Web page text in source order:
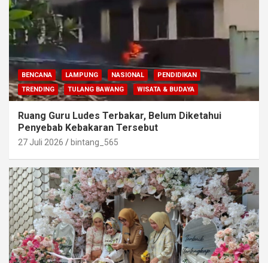
BENCANA LAMPUNG NASIONAL
PENDIDIKAN
TRENDING
TULANG BAWANG WISATA & BUDAYA
Ruang Guru Ludes Terbakar, Belum Diketahui
Penyebab Kebakaran Tersebut
27 Juli 2026 bintang_565